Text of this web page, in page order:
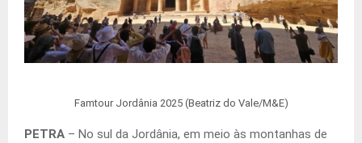
Famtour Jordânia 2025 (Beatriz do Vale/M&E)
PETRA – No sul da Jordânia, em meio às montanhas de